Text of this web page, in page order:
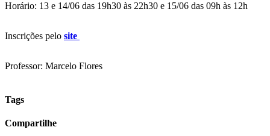
Horário: 13 e 14/06 das 19h30 às 22h30 e 15/06 das 09h às 12h
Inscrições pelo site
Professor: Marcelo Flores
Tags
Compartilhe